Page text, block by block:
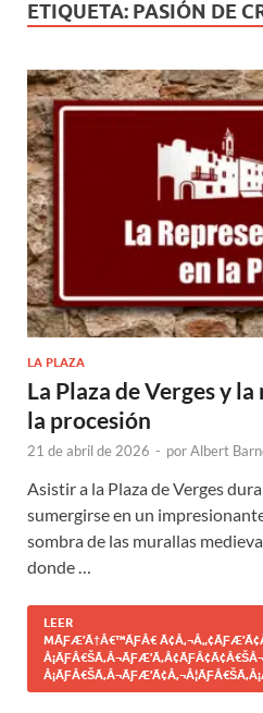
ETIQUETA: PASIÓN DE
LA PLAZA
La Plaza de Verges y
la procesión
21 de abril de 2026 - porAlbert
Asistir a la Plaza de Verges
sumergirse en un
sombra de las murallas
donde …
LEER
MÃƑÆ’Ã†Â€™ÃƑÂ€